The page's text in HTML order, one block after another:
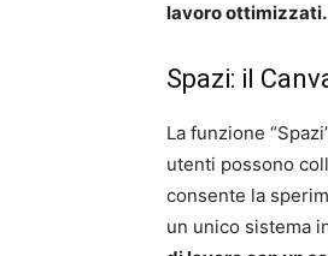
lavoro ottimizzati.
Spazi: il
La funzione
utenti possono
consente la
un unico sistema